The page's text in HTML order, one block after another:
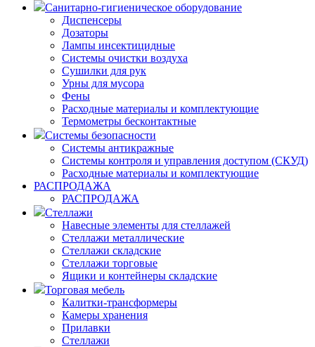
Санитарно-гигиеническое оборудование
Диспенсеры
Дозаторы
Лампы инсектицидные
Системы очистки воздуха
Сушилки для рук
Урны для мусора
Фены
Расходные материалы и комплектующие
Термометры бесконтактные
Системы безопасности
Системы антикражные
Системы контроля и управления доступом (СКУД)
Расходные материалы и комплектующие
РАСПРОДАЖА
РАСПРОДАЖА
Стеллажи
Навесные элементы для стеллажей
Стеллажи металлические
Стеллажи складские
Стеллажи торговые
Ящики и контейнеры складские
Торговая мебель
Калитки-трансформеры
Камеры хранения
Прилавки
Стеллажи